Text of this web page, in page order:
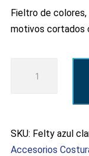
Fieltro de
motivos cortados
SKU: Felty azul
Accesorios